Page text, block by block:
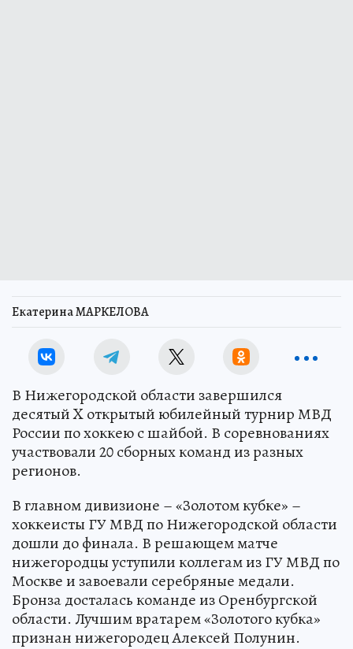
Екатерина МАРКЕЛОВА
В Нижегородской области завершился
десятый X открытый юбилейный турнир МВД
России по хоккею с шайбой. В соревнованиях
участвовали 20 сборных команд из разных
регионов.
В главном дивизионе – «Золотом кубке» –
хоккеисты ГУ МВД по Нижегородской области
дошли до финала. В решающем матче
нижегородцы уступили коллегам из ГУ МВД по
Москве и завоевали серебряные медали.
Бронза досталась команде из Оренбургской
области. Лучшим вратарем «Золотого кубка»
признан нижегородец Алексей Полунин.